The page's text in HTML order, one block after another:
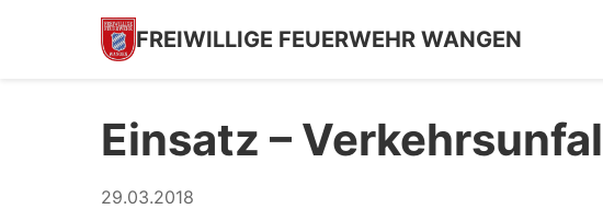
FREIWILLIGE FEUERWEHR WANGEN
Einsatz –
29.03.2018